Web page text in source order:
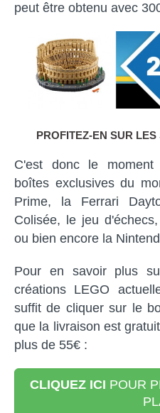
peut être obtenu avec
PROFITEZ-EN SUR
C'est donc le
boîtes exclusives du
Prime, la Ferrari
Colisée, le jeu
ou bien encore la
Pour en savoir plus
créations LEGO
suffit de cliquer sur le
que la livraison est
plus de 55€ :
CLIQUEZ ICI POUR